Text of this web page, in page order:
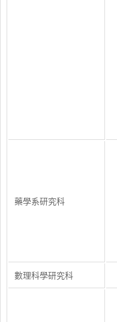
藥學系研究科
數理科學研究科